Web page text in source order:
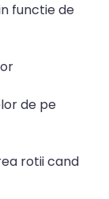
functie de
de pe
rotii cand